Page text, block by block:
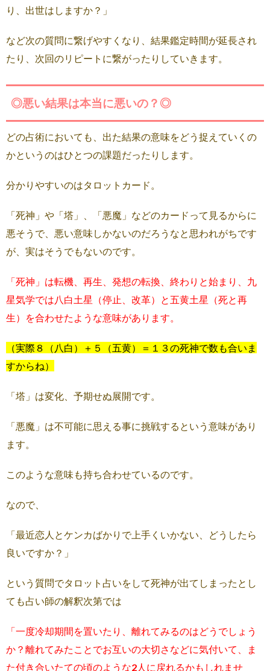
り、出世はしますか？」
など次の質問に繋げやすくなり、結果鑑定時間が延長され
たり、次回のリピートに繋がったりしていきます。
◎悪い結果は本当に悪いの？◎
どの占術においても、出た結果の意味をどう捉えていくの
かというのはひとつの課題だったりします。
分かりやすいのはタロットカード。
「死神」や「塔」、「悪魔」などのカードって見るからに
悪そうで、悪い意味しかないのだろうなと思われがちです
が、実はそうでもないのです。
「死神」は転機、再生、発想の転換、終わりと始まり、九
星気学では八白土星（停止、改革）と五黄土星（死と再
生）を合わせたような意味があります。
（実際８（八白）＋５（五黄）＝１３の死神で数も合いま
すからね）
「塔」は変化、予期せぬ展開です。
「悪魔」は不可能に思える事に挑戦するという意味があり
ます。
このような意味も持ち合わせているのです。
なので、
「最近恋人とケンカばかりで上手くいかない、どうしたら
良いですか？」
という質問でタロット占いをして死神が出てしまったとし
ても占い師の解釈次第では
「一度冷却期間を置いたり、離れてみるのはどうでしょう
か？離れてみたことでお互いの大切さなどに気付いて、ま
た付き合いたての頃のような2人に戻れるかもしれませ